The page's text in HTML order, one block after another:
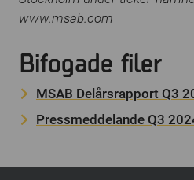
www.msab.com
Bifogade filer
MSAB Delårsrapport Q3
Pressmeddelande Q3